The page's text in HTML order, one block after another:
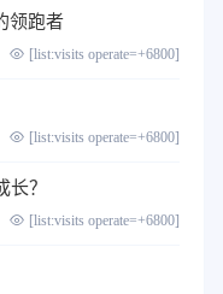
领跑者
[list:visits operate=+6800]
[list:visits operate=+6800]
？
[list:visits operate=+6800]